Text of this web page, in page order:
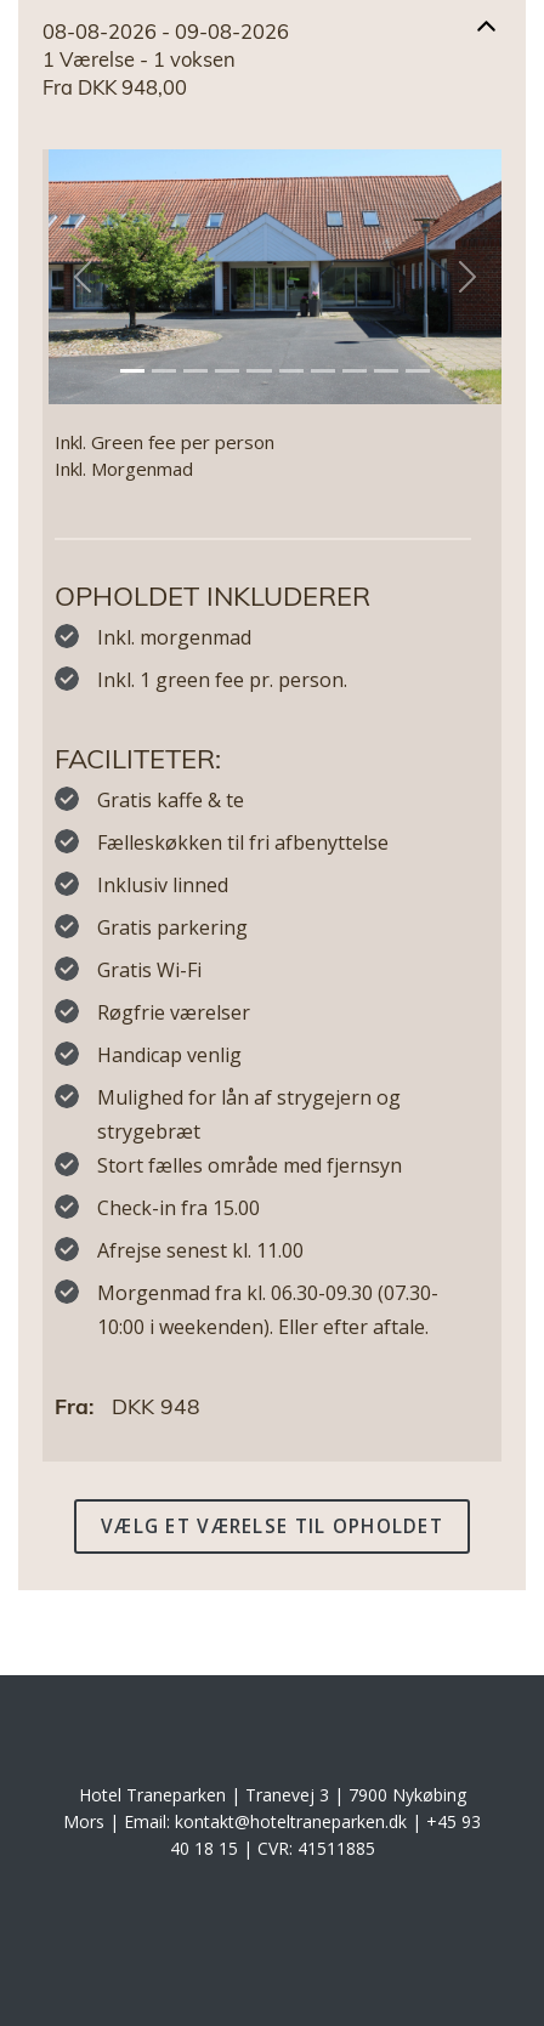
08-08-2026 - 09-08-2026
1 Værelse - 1 voksen
Fra DKK 948,00
Previous Next
Inkl. Green fee per person
Inkl. Morgenmad
OPHOLDET INKLUDERER
Inkl. morgenmad
Inkl. 1 green fee pr. person.
FACILITETER:
Gratis kaffe & te
Fælleskøkken til fri afbenyttelse
Inklusiv linned
Gratis parkering
Gratis Wi-Fi
Røgfrie værelser
Handicap venlig
Mulighed for lån af strygejern og
strygebræt
Stort fælles område med fjernsyn
Check-in fra 15.00
Afrejse senest kl. 11.00
Morgenmad fra kl. 06.30-09.30 (07.30-
10:00 i weekenden). Eller efter aftale.
Fra: DKK 948
VÆLG ET VÆRELSE TIL OPHOLDET
Hotel Traneparken | Tranevej 3 | 7900 Nykøbing
Mors | Email: kontakt@hoteltraneparken.dk | +45 93
40 18 15 | CVR: 41511885